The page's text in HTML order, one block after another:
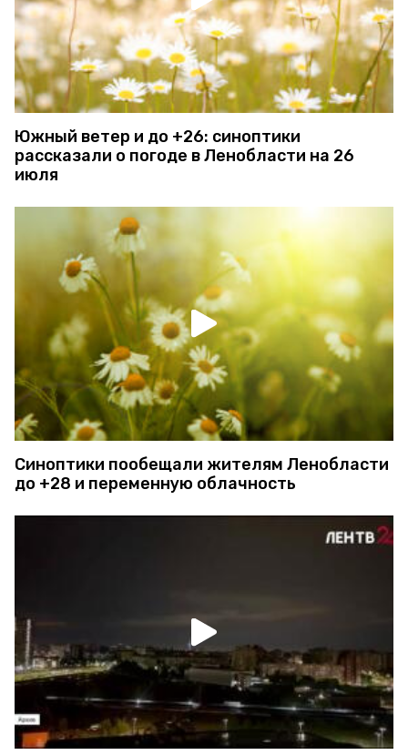
Южный ветер и до +26: синоптики
рассказали о погоде в Ленобласти на 26
июля
Синоптики пообещали жителям Ленобласти
до +28 и переменную облачность